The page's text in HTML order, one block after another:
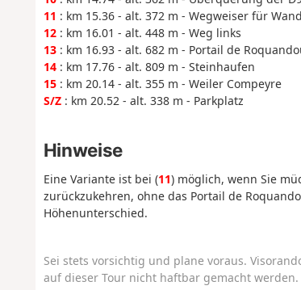
11 : km 15.36 - alt. 372 m - Wegweiser für
12: km 16.01 - alt. 448 m - Weg links
13: km 16.93 - alt. 682 m - Portail de
14: km 17.76 - alt. 809 m - Steinhaufen
15: km 20.14 - alt. 355 m - Weiler Compeyre
S/Z: km 20.52 - alt. 338 m - Parkplatz
Hinweise
Eine Variante ist bei (11) möglich, wenn Sie
zurückzukehren, ohne das Portail de
Höhenunterschied.
Sei stets vorsichtig und plane voraus.
auf dieser Tour nicht haftbar gemacht werden.